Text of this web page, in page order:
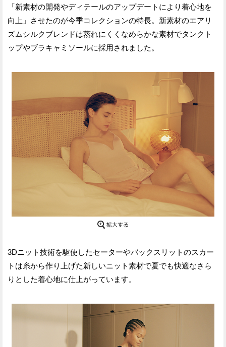
「新素材の開発やディテールのアップデートにより着心地を
向上」させたのが今季コレクションの特長。新素材のエアリ
ズムシルクブレンドは蒸れにくくなめらかな素材でタンクト
ップやブラキャミソールに採用されました。
3Dニット技術を駆使したセーターやバックスリットのスカー
トは糸から作り上げた新しいニット素材で夏でも快適なさら
りとした着心地に仕上がっています。